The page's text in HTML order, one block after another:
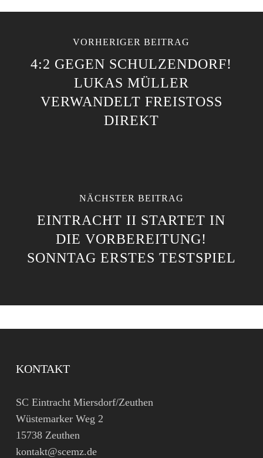
VORHERIGER BEITRAG
4:2 GEGEN SCHULZENDORF!
LUKAS MÜLLER
VERWANDELT FREISTOSS D
IREKT
NÄCHSTER BEITRAG
EINTRACHT II STARTET IN
DIE VORBEREITUNG!
SONNTAG ERSTES TESTSPIEL
KONTAKT
SC Eintracht Miersdorf/Zeuthen
Wüstemarker Weg 2
15738 Zeuthen
kontakt@scemz.de